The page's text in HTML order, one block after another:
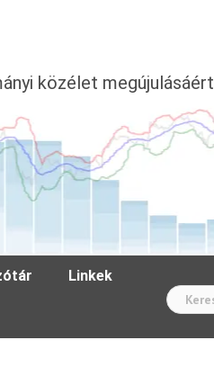
közélet megújulásáért
Linkek